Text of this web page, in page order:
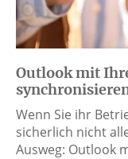
Outlook mit
Wenn Sie ihr
sicherlich nicht
Ausweg: Outlook